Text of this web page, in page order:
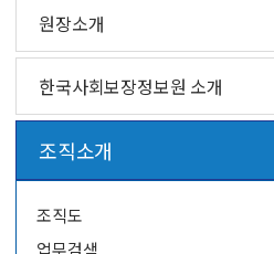
원장소개
한국사회보장정보원 소개
조직소개
조직도
업무검색